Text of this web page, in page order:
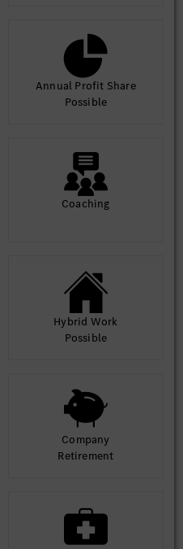
Annual Profit Share
Possible
Coaching
Hybrid Work
Possible
Company
Retirement